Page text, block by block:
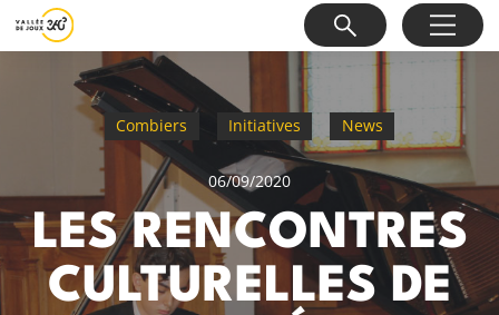
Combiers Initiatives News
06/09/2020
LES RENCONTRES
CULTURELLES DE